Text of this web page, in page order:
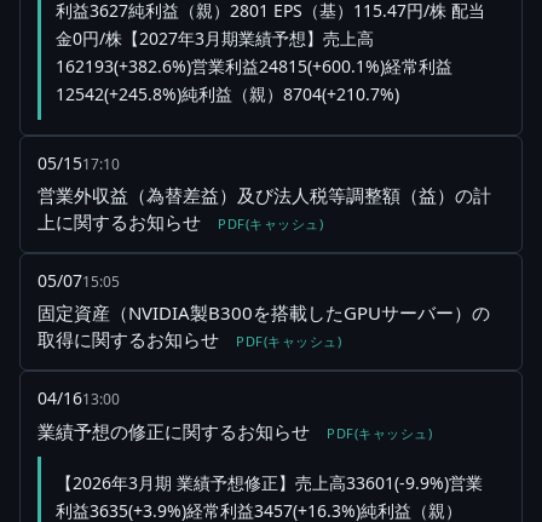
利益3627純利益（親）2801 EPS（基）115.47円/株 配当
金0円/株【2027年3月期業績予想】売上高
162193(+382.6%)営業利益24815(+600.1%)経常利益
12542(+245.8%)純利益（親）8704(+210.7%)
05/1517:10
営業外収益（為替差益）及び法人税等調整額（益）の計
上に関するお知らせ
PDF(キャッシュ)
05/0715:05
固定資産（NVIDIA製B300を搭載したGPUサーバー）の
取得に関するお知らせ
PDF(キャッシュ)
04/1613:00
業績予想の修正に関するお知らせ PDF(キャッシュ)
【2026年3月期 業績予想修正】売上高33601(-9.9%)営業
利益3635(+3.9%)経常利益3457(+16.3%)純利益（親）